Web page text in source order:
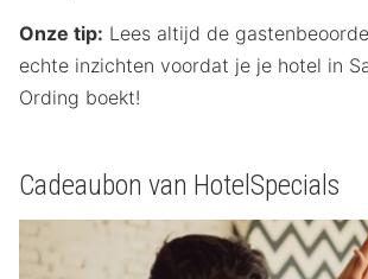
Onze tip: Lees altijd de
echte inzichten voordat je je hotel in
Ording boekt!
Cadeaubon van HotelSpecials